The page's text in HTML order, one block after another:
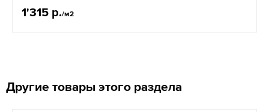
1'315 р./м2
Другие товары этого раздела